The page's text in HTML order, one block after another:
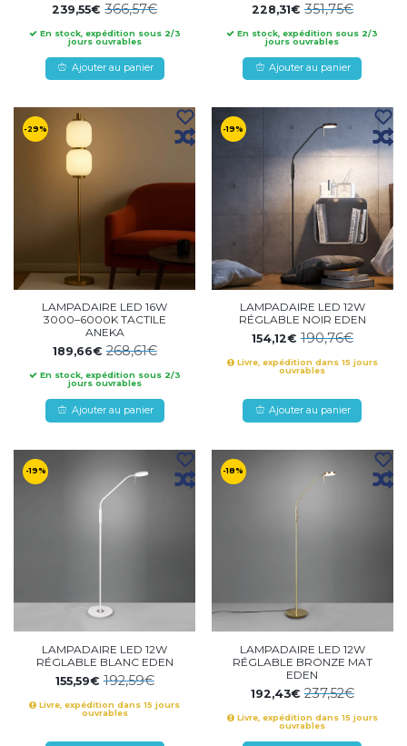
239,55€366,57€
En stock, expédition sous 2/3
jours ouvrables
Ajouter au panier
228,31€351,75€
En stock, expédition sous 2/3
jours ouvrables
Ajouter au panier
-29%
LAMPADAIRE LED 16W
3000–6000K TACTILE
ANEKA
189,66€268,61€
En stock, expédition sous 2/3
jours ouvrables
Ajouter au panier
-19%
LAMPADAIRE LED 12W
RÉGLABLE NOIR EDEN
154,12€190,76€
Livre, expédition dans 15 jours
ouvrables
Ajouter au panier
-19%
LAMPADAIRE LED 12W
RÉGLABLE BLANC EDEN
155,59€192,59€
Livre, expédition dans 15 jours
ouvrables
-18%
LAMPADAIRE LED 12W
RÉGLABLE BRONZE MAT
EDEN
192,43€237,52€
Livre, expédition dans 15 jours
ouvrables